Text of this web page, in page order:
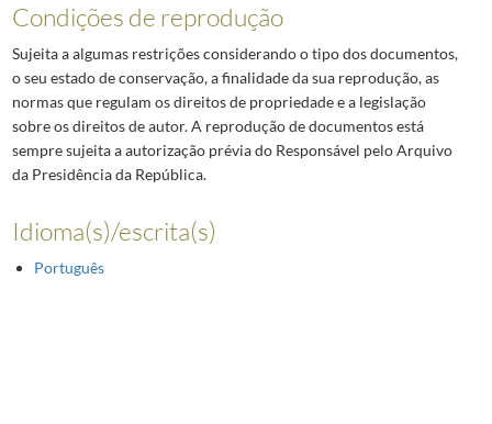
Condições de reprodução
Sujeita a algumas restrições considerando o tipo dos documentos,
o seu estado de conservação, a finalidade da sua reprodução, as
normas que regulam os direitos de propriedade e a legislação
sobre os direitos de autor. A reprodução de documentos está
sempre sujeita a autorização prévia do Responsável pelo Arquivo
da Presidência da República.
Idioma(s)/escrita(s)
Português